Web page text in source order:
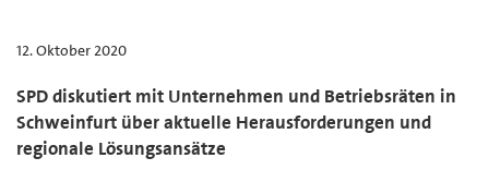
12. Oktober 2020
SPD diskutiert mit Unternehmen und Betriebsräten in
Schweinfurt über aktuelle Herausforderungen und
regionale Lösungsansätze